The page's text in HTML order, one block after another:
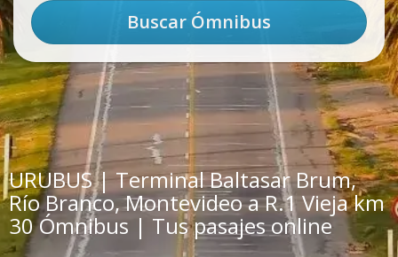
URUBUS | Terminal Baltasar Brum,
Río Branco, Montevideo a R.1 Vieja km
30 Ómnibus | Tus pasajes online